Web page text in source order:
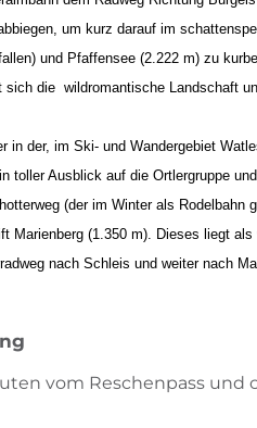
um kurz darauf im
und Pfaffensee (2.222 m) zu
sich die wildromantische Landschaft
in der, im Ski- und Wandergebiet
toller Ausblick auf die Ortlergruppe
(der im Winter als
Marienberg (1.350 m). Dieses liegt
nach Schleis und weiter nach
vom Reschenpass